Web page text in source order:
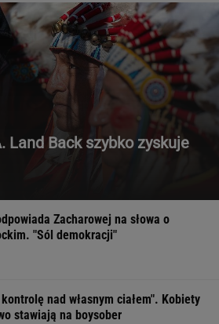
Land Back szybko zyskuje
Zacharowej na słowa o
"Sól demokracji"
nad własnym ciałem". Kobiety
stawiają na boysober